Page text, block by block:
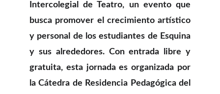
Intercolegial de Teatro, un evento que
busca promover el crecimiento artístico
y personal de los estudiantes de Esquina
y sus alrededores. Con entrada libre y
gratuita, esta jornada es organizada por
la Cátedra de Residencia Pedagógica del